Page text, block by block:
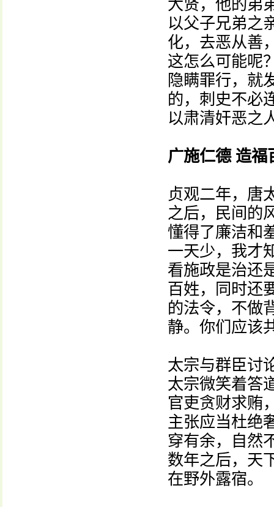
大贤，他的弟
以父子兄弟之
化，去恶从善
这怎么可能呢
隐瞒罪行，就
的，刺史不必
以肃清奸恶之
广施仁德 造福
贞观二年，唐
之后，民间的
懂得了廉洁和
一天少，我才
看施政是治还
百姓，同时还
的法令，不做
静。你们应该
太宗与群臣讨
太宗微笑着答
官吏贪财求贿
主张应当杜绝
穿有余，自然
数年之后，天
在野外露宿。